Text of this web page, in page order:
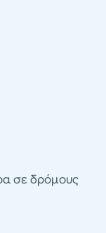
σε δρόμους